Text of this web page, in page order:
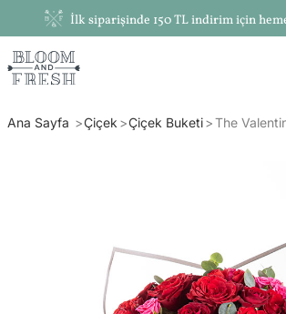
İlk siparişinde 150 TL indirim için
Ana Sayfa Çiçek Çiçek Buketi The